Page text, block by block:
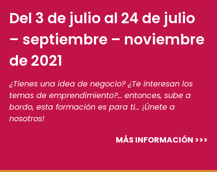
Del 3 de julio al 24 de julio
– septiembre – noviembre
de 2021
¿Tienes una idea de negocio? ¿Te interesan los
temas de emprendimiento?… entonces, sube a
bordo, esta formación es para ti… ¡Únete a
nosotros!
MÁS INFORMACIÓN >>>